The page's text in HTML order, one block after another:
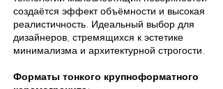
создаётся эффект объёмности и высокая
реалистичность. Идеальный выбор для
дизайнеров, стремящихся к эстетике
минимализма и архитектурной строгости.
Форматы тонкого крупноформатного